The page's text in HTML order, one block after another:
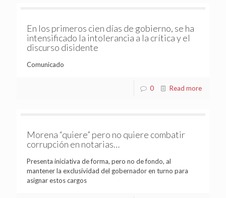
En los primeros cien días de gobierno, se ha
intensificado la intolerancia a la crítica y el
discurso disidente
Comunicado
0 Read more
Morena “quiere” pero no quiere combatir
corrupción en notarias…
Presenta iniciativa de forma, pero no de fondo, al
mantener la exclusividad del gobernador en turno para
asignar estos cargos